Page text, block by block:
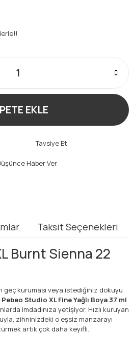
EKLE
Tavsiye Et
Haber Ver
Taksit Seçenekleri
Burnt Sienna 22
geç kuruması veya istediğiniz dokuyu
Pebeo Studio XL Fine Yağlı Boya 37 ml
imdadınıza yetişiyor. Hızlı kuruyan
zihninizdeki o eşsiz manzarayı
artık çok daha keyifli.